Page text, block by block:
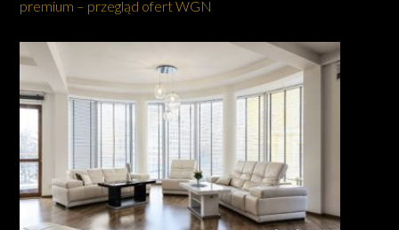
premium – przegląd ofert WGN